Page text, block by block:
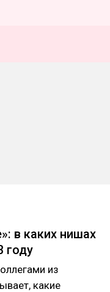
в каких нишах
году
из
какие